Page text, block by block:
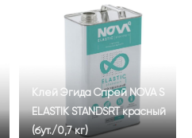
Клей Эгида Спрей NOVA S
ELASTIK STANDSRT красный
(бут./0,7 кг)